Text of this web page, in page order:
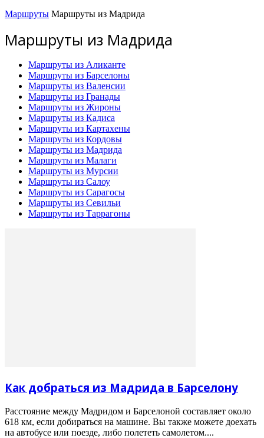
Маршруты Маршруты из Мадрида
Маршруты из Мадрида
Маршруты из Аликанте
Маршруты из Барселоны
Маршруты из Валенсии
Маршруты из Гранады
Маршруты из Жироны
Маршруты из Кадиса
Маршруты из Картахены
Маршруты из Кордовы
Маршруты из Мадрида
Маршруты из Малаги
Маршруты из Мурсии
Маршруты из Салоу
Маршруты из Сарагосы
Маршруты из Севильи
Маршруты из Таррагоны
Как добраться из Мадрида в Барселону
Расстояние между Мадридом и Барселоной составляет около
618 км, если добираться на машине. Вы также можете доехать
на автобусе или поезде, либо полететь самолетом....